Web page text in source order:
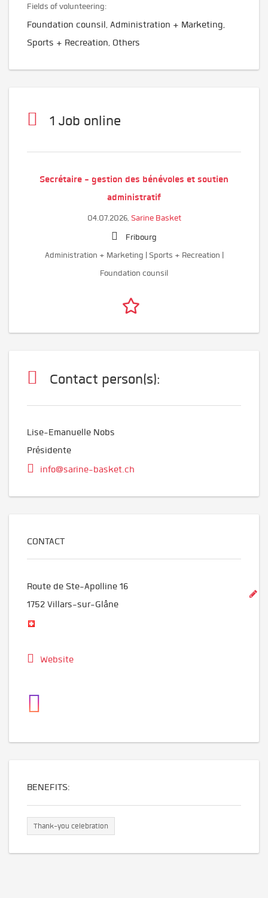
Fields of volunteering:
Foundation counsil, Administration + Marketing,
Sports + Recreation, Others
1 Job online
Secrétaire - gestion des bénévoles et soutien
administratif
04.07.2026, Sarine Basket
Fribourg
Administration + Marketing | Sports + Recreation |
Foundation counsil
Contact person(s):
Lise-Emanuelle Nobs
Présidente
info@sarine-basket.ch
CONTACT
Route de Ste-Apolline 16
1752 Villars-sur-Glâne
Website
BENEFITS:
Thank-you celebration